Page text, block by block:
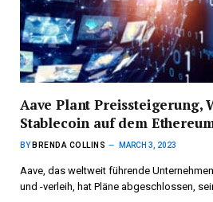
Aave Plant Preissteigerung,
Stablecoin auf dem
BY BRENDA COLLINS MARCH 3, 2023
Aave, das weltweit führende
und -verleih, hat Pläne abgeschlossen,